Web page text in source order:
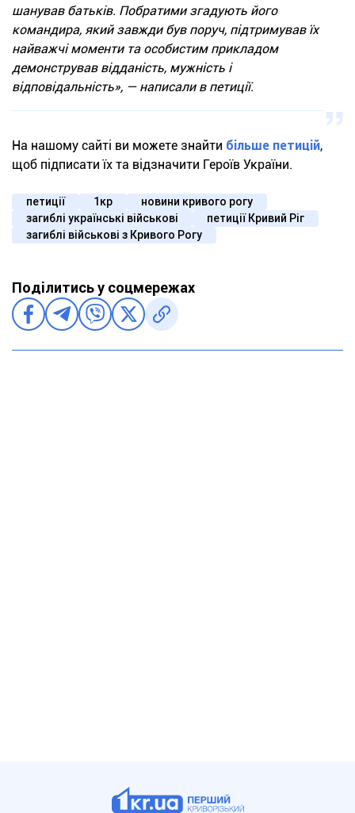
шанував батьків. Побратими згадують його
командира, який завжди був поруч, підтримував їх
найважчі моменти та особистим прикладом
демонстрував відданість, мужність і
відповідальність», — написали в петиції.
На нашому сайті ви можете знайти більше петицій,
щоб підписати їх та відзначити Героїв України.
петиції 1кр
новини кривого рогу
загиблі українські військові
петиції Кривий Ріг
загиблі військові з Кривого Рогу
Поділитись у соцмережах